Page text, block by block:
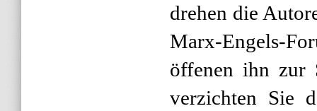
drehen die
Marx-Engels-
öffenen ihn zur
verzichten Sie